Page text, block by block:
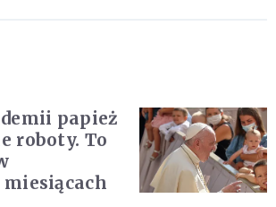
papież
roboty. To